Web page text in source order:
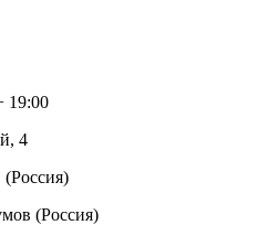
19:00
4
(Россия)